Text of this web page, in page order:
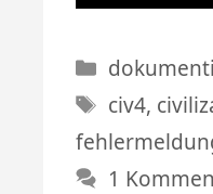
civ4,
1